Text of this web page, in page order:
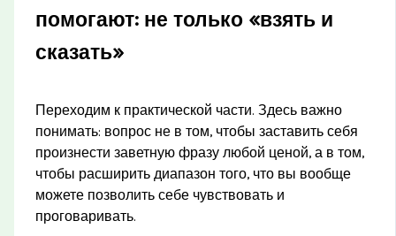
помогают: не только «взять и
сказать»
Переходим к практической части. Здесь важно
понимать: вопрос не в том, чтобы заставить себя
произнести заветную фразу любой ценой, а в том,
чтобы расширить диапазон того, что вы вообще
можете позволить себе чувствовать и
проговаривать.